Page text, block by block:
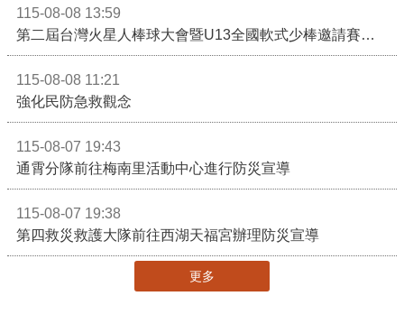
115-08-08 13:59
第二屆台灣火星人棒球大會暨U13全國軟式少棒邀請賽在苗栗舉辦
115-08-08 11:21
強化民防急救觀念
115-08-07 19:43
通霄分隊前往梅南里活動中心進行防災宣導
115-08-07 19:38
第四救災救護大隊前往西湖天福宮辦理防災宣導
更多